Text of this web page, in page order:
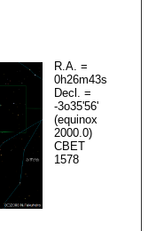
R.A. =
0h26m43s
Decl. =
-3o35'56'
(equinox
2000.0)
CBET
1578